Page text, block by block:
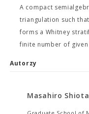
A compact
triangulation such
forms a Whitney
finite number of
Autorzy
Masahiro Shiota